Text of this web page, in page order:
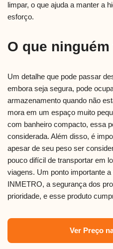
limpar, o que ajuda a manter a
esforço.
O que
Um detalhe que pode passar
embora seja segura, pode
armazenamento quando não
mora em um espaço muito
com banheiro compacto, essa
considerada. Além disso, é
apesar de seu peso ser
pouco difícil de transportar em
viagens. Um ponto importante
INMETRO, a segurança dos
prioridade, e esse produto
Ver Preço